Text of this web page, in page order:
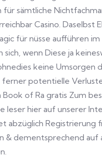
für sämtliche
Casino. Daselbst
für nüsse aufführen
sich, wenn Diese ja
keine Umsorgen
potentielle
Book of Ra gratis Zum
leser hier auf unserer
abzüglich Registrierung
& dementsprechend auf